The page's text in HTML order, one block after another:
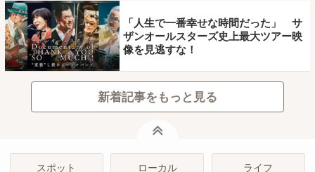
「人生で一番幸せな時間だった」 サ
ザンオールスターズ史上最大ツアー映
像を見逃すな！
新着記事をもっと見る
スポット ローカル ライフ